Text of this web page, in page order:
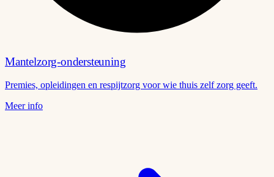
Mantelzorg-ondersteuning
Premies, opleidingen en respijtzorg voor wie thuis zelf zorg geeft.
Meer info